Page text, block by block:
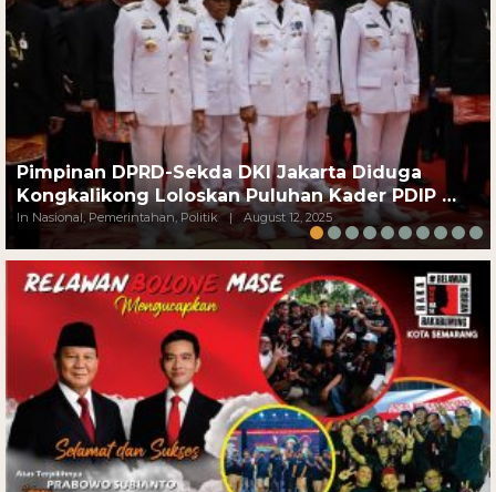
Pimpinan DPRD-Sekda DKI Jakarta Diduga
Kongkalikong Loloskan Puluhan Kader PDIP …
In Nasional, Pemerintahan, Politik | August 12, 2025